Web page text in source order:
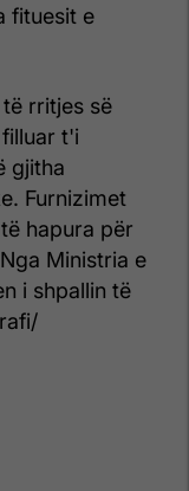
fituesit e
rritjes së
t'i
gjitha
Furnizimet
hapura për
Ministria e
i shpallin të